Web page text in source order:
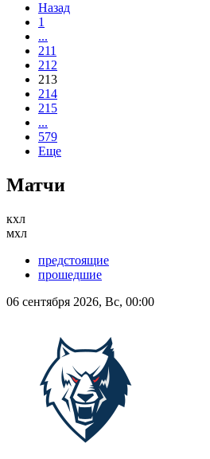
Назад
1
...
211
212
213
214
215
...
579
Еще
Матчи
кхл
мхл
предстоящие
прошедшие
06 сентября 2026, Вс, 00:00